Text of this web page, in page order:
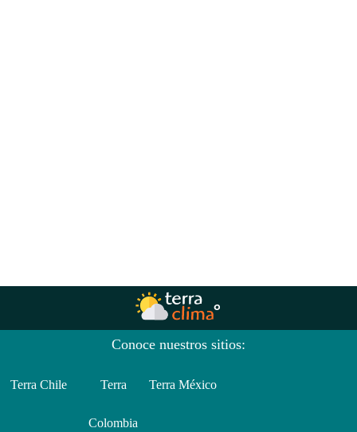
Conoce nuestros sitios:
Terra Chile Terra
Colombia
Terra México